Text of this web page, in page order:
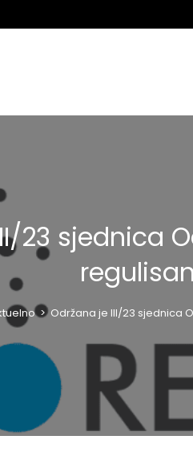
23 sjednica
> Održana je III/23 sjednica